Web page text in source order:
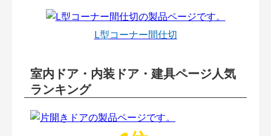
L型コーナー間仕切
室内ドア・内装ドア・建具ページ人気
ランキング